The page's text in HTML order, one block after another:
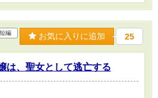
短編 お気に入りに追加 25
は、聖女として逃亡する